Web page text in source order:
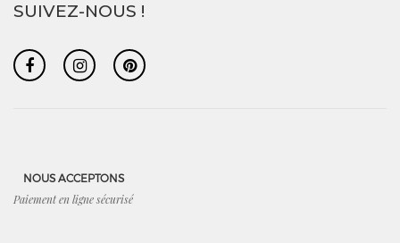
SUIVEZ-NOUS !
NOUS ACCEPTONS
Paiement en ligne sécurisé